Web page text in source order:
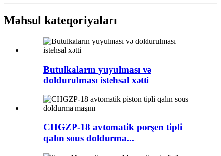
Məhsul kateqoriyaları
Butulkaların yuyulması və
doldurulması istehsal xətti
CHGZP-18 avtomatik porşen tipli
qalın sous doldurma...